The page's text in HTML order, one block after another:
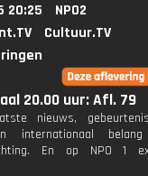
20:25
NPO2
Cultuur.TV
20.00 uur: Afl. 79
nieuws,
internationaal
En op NPO 1